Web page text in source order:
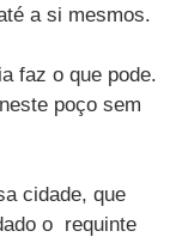
a si mesmos.
faz o que pode.
poço sem
cidade, que
o requinte